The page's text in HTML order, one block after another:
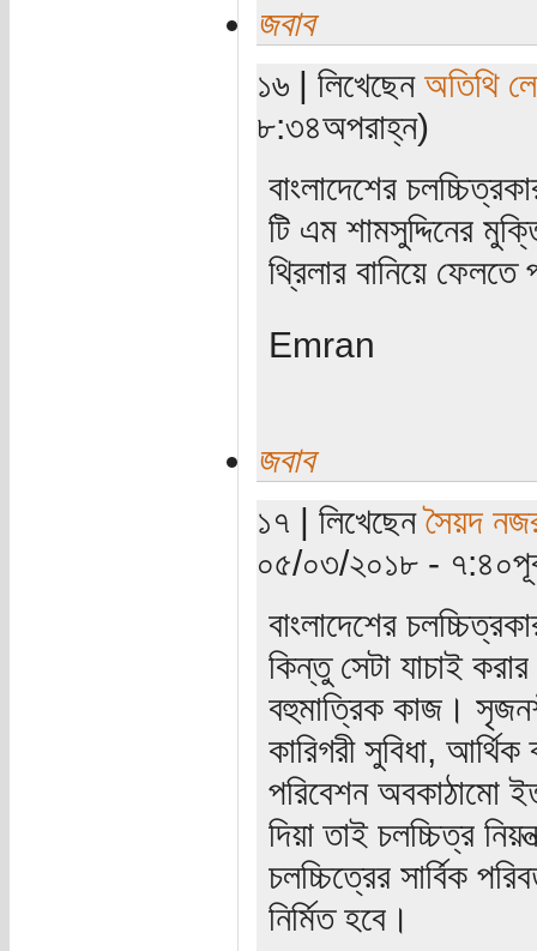
জবাব
১৬ | লিখেছেন অতিথি
৮:৩৪অপরাহ্ন)
বাংলাদেশের
টি এম শামসুদ্দিনের
থ্রিলার বানিয়ে ফেলতে
Emran
জবাব
১৭ | লিখেছেনসৈয়দ
০৫/০৩/২০১৮ -
বাংলাদেশের
কিন্তু সেটা যাচাই
বহুমাত্রিক কাজ।
কারিগরী সুবিধা, আর্থিক
পরিবেশন অবকাঠামো
দিয়া তাই চলচ্চিত্র
চলচ্চিত্রের সার্বিক
নির্মিত হবে।